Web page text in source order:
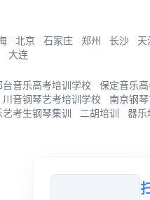
北京 石家庄 郑州 长沙 天
大连
台音乐高考培训学校
保定音乐
川音钢琴艺考培训学校
南京钢
艺考生钢琴集训
二胡培训 器乐